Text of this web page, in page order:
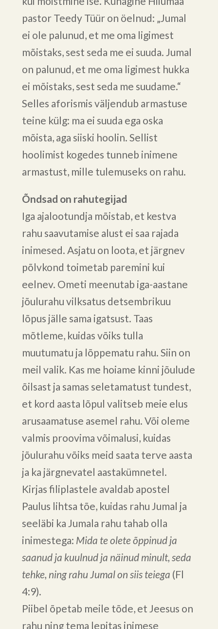
pastor Teedy Tüür on öelnud: „Jumal
ei ole palunud, et me oma ligimest
mõistaks, sest seda me ei suuda. Jumal
on palunud, et me oma ligimest hukka
ei mõistaks, sest seda me suudame.“
Selles aforismis väljendub armastuse
teine külg: ma ei suuda ega oska
mõista, aga siiski hoolin. Sellist
hoolimist kogedes tunneb inimene
armastust, mille tulemuseks on rahu.
Õndsad on rahutegijad
Iga ajalootundja mõistab, et kestva
rahu saavutamise alust ei saa rajada
inimesed. Asjatu on loota, et järgnev
põlvkond toimetab paremini kui
eelnev. Ometi meenutab iga-aastane
jõulurahu vilksatus detsembrikuu
lõpus jälle sama igatsust. Taas
mõtleme, kuidas võiks tulla
muutumatu ja lõppematu rahu. Siin on
meil valik. Kas me hoiame kinni jõulude
õilsast ja samas seletamatust tundest,
et kord aasta lõpul valitseb meie elus
arusaamatuse asemel rahu. Või oleme
valmis proovima võimalusi, kuidas
jõulurahu võiks meid saata terve aasta
ja ka järgnevatel aastakümnetel.
Kirjas filiplastele avaldab apostel
Paulus lihtsa tõe, kuidas rahu Jumal ja
seeläbi ka Jumala rahu tahab olla
inimestega: Mida te olete õppinud ja
saanud ja kuulnud ja näinud minult, seda
tehke, ning rahu Jumal on siis teiega (Fl
4:9).
Piibel õpetab meile tõde, et Jeesus on
rahu ning tema lepitas inimese